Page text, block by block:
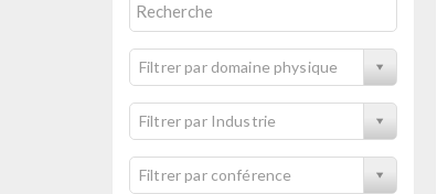
Filtrer par domaine physique
Filtrer par Industrie
Filtrer par conférence